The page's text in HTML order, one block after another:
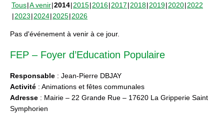
Tous A venir 2014 2015 2016 2017 2018 2019 2020 2022
2023 2024 2025 2026
Pas d'événement à venir à ce jour.
FEP – Foyer d’Education Populaire
Responsable : Jean-Pierre DBJAY
Activité : Animations et fêtes communales
Adresse : Mairie – 22 Grande Rue – 17620 La Gripperie Saint
Symphorien